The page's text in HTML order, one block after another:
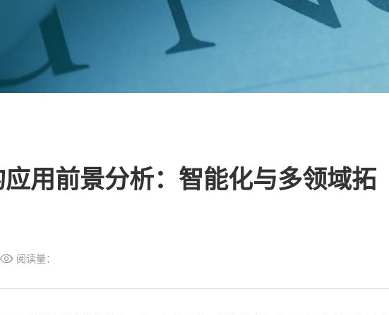
用前景分析：智能化与多领域拓
阅读量：